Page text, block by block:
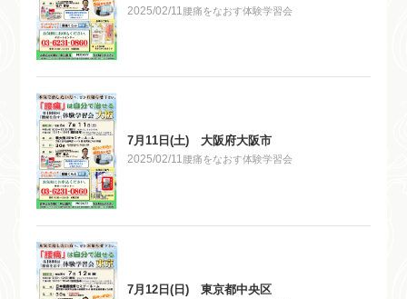
2025/02/11 腰痛をなおす体験学習会
7月11日(土) 大阪府大阪市
2025/02/11 腰痛をなおす体験学習会
7月12日(日) 東京都中央区